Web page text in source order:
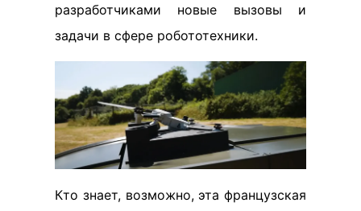
разработчиками новые вызовы и
задачи в сфере робототехники.
Кто знает, возможно, эта французская